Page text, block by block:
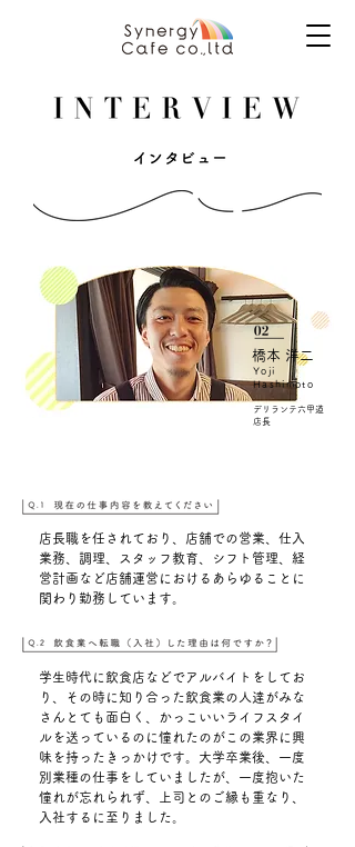
橋本 洋二
Yoji
Hashimoto
デリランテ六甲道
店長
店長職を任されており、店舗での営業、仕入
業務、調理、スタッフ教育、シフト管理、経
営計画など店舗運営におけるあらゆることに
関わり勤務しています。
学生時代に飲食店などでアルバイトをしてお
り、その時に知り合った飲食業の人達がみな
さんとても面白く、かっこいいライフスタイ
ルを送っているのに憧れたのがこの業界に興
味を持ったきっかけです。大学卒業後、一度
別業種の仕事をしていましたが、一度抱いた
憧れが忘れられず、上司とのご縁も重なり、
入社するに至りました。